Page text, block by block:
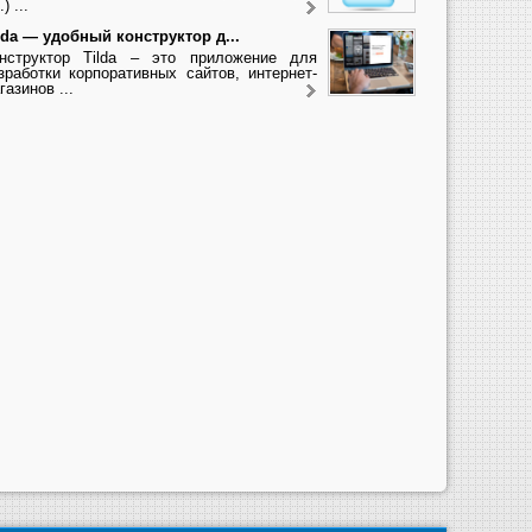
...
— удобный конструктор д...
Tilda – это приложение для
корпоративных сайтов, интернет-
...